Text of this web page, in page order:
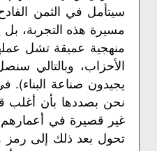
سيتأمل في الثمن
مسيرة هذه التجربة، بل
منهجية عميقة تشل
الأحزاب، وبالتالي
يجيدون صناعة البناء).
نحن بصددها بأن أغلب
غير قصيرة في
تحول بعد ذلك إلى رمز